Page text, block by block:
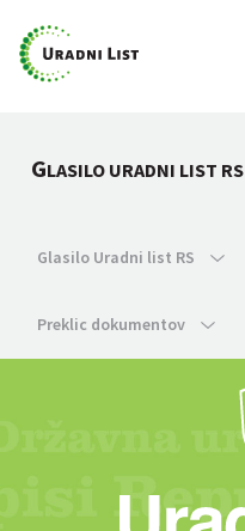
GLASILO URADNI LIST RS
Glasilo Uradni list RS
Preklic dokumentov